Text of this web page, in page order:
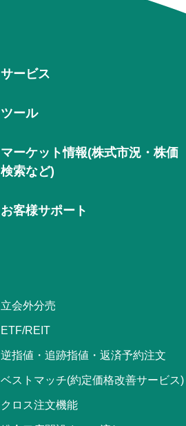
サービス
ツール
マーケット情報(株式市況・株価
検索など)
お客様サポート
立会外分売
ETF/REIT
逆指値・追跡指値・返済予約注文
ベストマッチ(約定価格改善サービス)
クロス注文機能